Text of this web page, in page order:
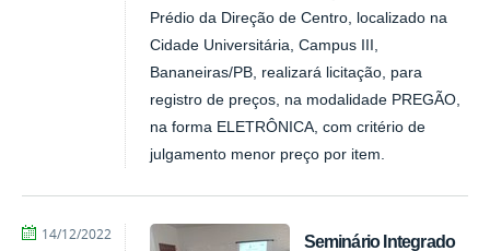
Prédio da Direção de Centro, localizado na
Cidade Universitária, Campus III,
Bananeiras/PB, realizará licitação, para
registro de preços, na modalidade PREGÃO,
na forma ELETRÔNICA, com critério de
julgamento menor preço por item.
Seminário Integrado
por
publicado
14/12/2022